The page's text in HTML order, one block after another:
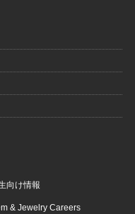
向け情報
& Jewelry Careers